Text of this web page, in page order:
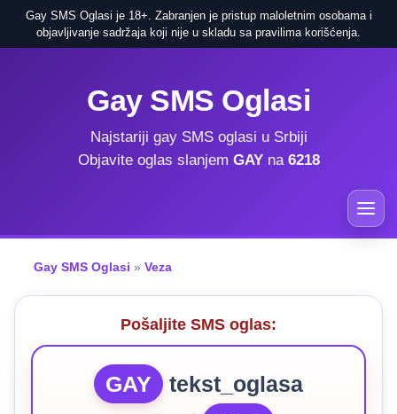
Gay SMS Oglasi je 18+. Zabranjen je pristup maloletnim osobama i
objavljivanje sadržaja koji nije u skladu sa pravilima korišćenja.
Gay SMS Oglasi
Najstariji gay SMS oglasi u Srbiji
Objavite oglas slanjem GAYna 6218
Gay SMS Oglasi » Veza
Pošaljite SMS oglas:
GAY
tekst_oglasa